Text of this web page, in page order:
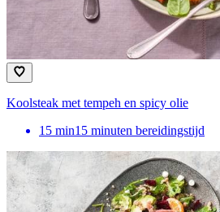
Koolsteak met tempeh en spicy olie
15 min15 minuten bereidingstijd